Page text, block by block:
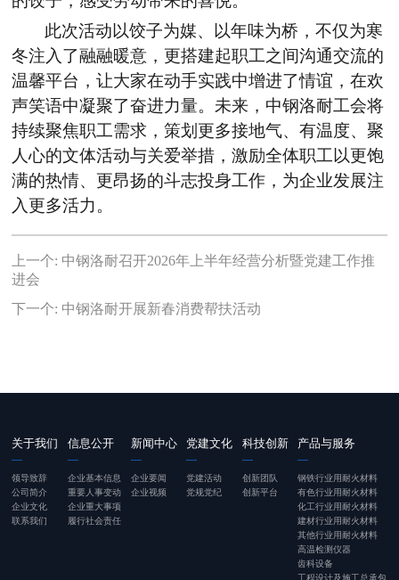
此次活动以饺子为媒、以年味为桥，不仅为寒
冬注入了融融暖意，更搭建起职工之间沟通交流的
温馨平台，让大家在动手实践中增进了情谊，在欢
声笑语中凝聚了奋进力量。未来，中钢洛耐工会将
持续聚焦职工需求，策划更多接地气、有温度、聚
人心的文体活动与关爱举措，激励全体职工以更饱
满的热情、更昂扬的斗志投身工作，为企业发展注
入更多活力。
上一个: 中钢洛耐召开2026年上半年经营分析暨党建工作推
进会
下一个: 中钢洛耐开展新春消费帮扶活动
关于我们
领导致辞
公司简介
企业文化
联系我们
信息公开
企业基本信息
重要人事变动
企业重大事项
履行社会责任
新闻中心
企业要闻
企业视频
党建文化
党建活动
党规党纪
科技创新
创新团队
创新平台
产品与服务
钢铁行业用耐火材料
有色行业用耐火材料
化工行业用耐火材料
建材行业用耐火材料
其他行业用耐火材料
高温检测仪器
齿科设备
工程设计及施工总承包